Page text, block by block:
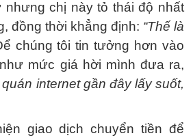
nhưng chị này tỏ thái độ nhất
đồng thời khẳng định: “Thế là
chúng tôi tin tưởng hơn vào
mức giá hời mình đưa ra,
quán internet gần đây lấy suốt,
giao dịch chuyển tiền để